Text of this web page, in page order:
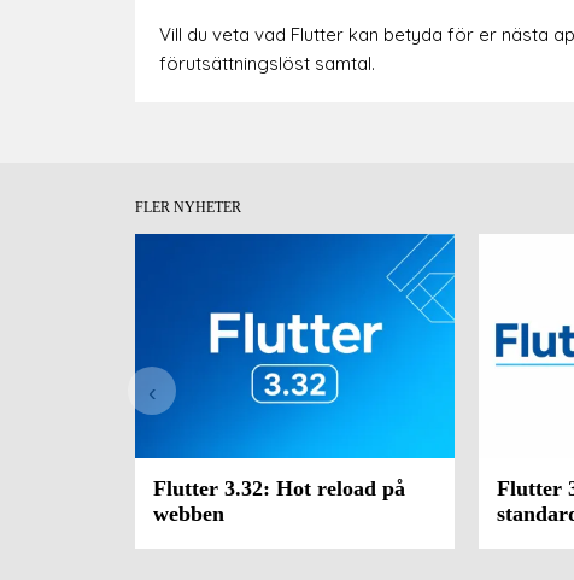
Vill du veta vad Flutter kan betyda för er nästa
förutsättningslöst samtal.
FLER NYHETER
Flutter 3.32: Hot reload på
webben
Flutter
‹